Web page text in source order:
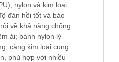
nylon và kim loại.
đàn hồi tốt và bảo
về khả năng chống
ái; bánh nylon lý
càng kim loại cung
phù hợp với nhiều